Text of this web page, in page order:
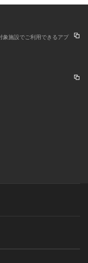
象施設でご利用できるアプ